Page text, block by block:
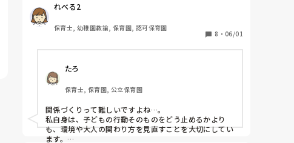
ちみてくれる！」となってしまうのでできるだけ反応
しない、これ以上はもうダメです。と区切りをつけた
いのですがそれがなかなか難しいです。危ないことは
危ないと伝えたいのですが言葉だけだと伝わり切らな
てしまう状況です。
だんだん子どもたちに対する対応もキツくなってきて
自分も辛くなってきています。例えば、「もうおしま
い！」とキツく言いながら少し離れた場所に数秒放置
し、その子の気持ちが落ち着いたら話すようにしてい
ます。気持ちが落ち着いたら話すのはいいとは思いま
すが、放置状態にするのはなんだか置き去りにしてい
れべる2
保育士, 幼稚園教諭, 保育園, 認可保育園
8 ・ 06/01
たろ
保育士, 保育園, 公立保育園
関係づくりって難しいですよね…。
私自身は、子どもの行動そのものをどう止めるかより
も、環境や大人の関わり方を見直すことを大切にしてい
ます。